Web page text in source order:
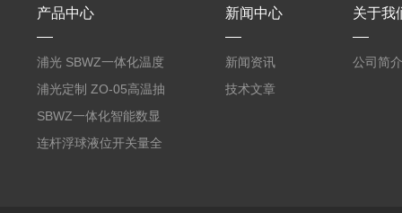
产品中心
浦光 SBWZ一体化温度
变送器传感器 防爆热电
阻PT100 数显远传4-
20mA2
浦光定制 ZO-05高温抽
气式氧化锆分析仪 防爆
耐腐蚀检测仪
SBWZ一体化智能数显
温度变送器传感器防爆
连杆浮球液位开关量全
新闻中心
新闻资讯
技术文章
关于我
公司简介